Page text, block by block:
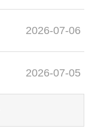
2026-07-06
2026-07-05